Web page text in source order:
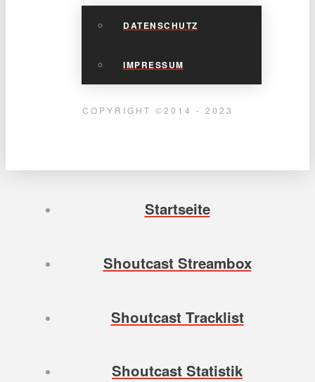
DATENSCHUTZ
IMPRESSUM
COPYRIGHT ©2014 - 2023
Startseite
Shoutcast Streambox
Shoutcast Tracklist
Shoutcast Statistik